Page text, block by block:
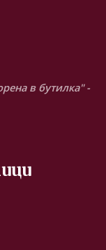
в бутилка" -